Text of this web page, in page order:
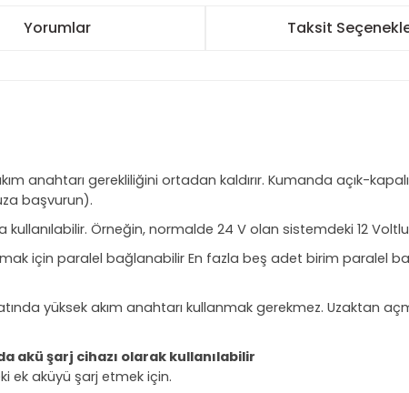
Yorumlar Taksit
anahtarı gerekliliğini ortadan kaldırır. Kumanda açık-
başvurun).
Örneğin, normalde 24 V olan sistemdeki 12
için paralel bağlanabilir En fazla beş adet birim paralel
yüksek akım anahtarı kullanmak gerekmez. Uzaktan
akü şarj cihazı olarak kullanılabilir
ek aküyü şarj etmek için.